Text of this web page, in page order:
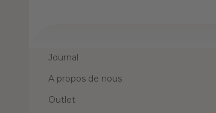
Journal
A propos de nous
Outlet